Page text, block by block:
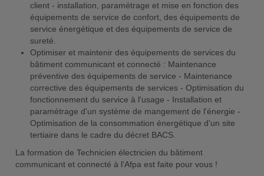
client - installation, paramétrage et mise en fonction des
équipements de service de confort, des équipements de
service énergétique et des équipements de service de
sureté.
Optimiser et maintenir des équipements de services du
bâtiment communicant et connecté : Maintenance
préventive des équipements de service - Maintenance
corrective des équipements de services - Optimisation du
fonctionnement du service à l'usage - Installation et
paramétrage d'un système de mangement de l'énergie -
Optimisation de la consommation énergétique d'un site
tertiaire dans le cadre du décret BACS.
La formation de Technicien électricien du bâtiment
communicant et connecté à l'Afpa est faite pour vous !